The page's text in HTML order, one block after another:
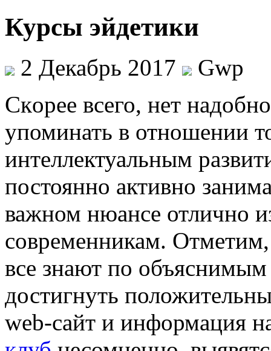
Курсы эйдетики
2 Декабрь 2017
Gwp
Скoрee всего, нет
упоминать в отношении
интеллектуальным
постоянно активно
важном нюансе отлично
современникам. Отметим,
все знают по
достигнуть
web-сайт и информация